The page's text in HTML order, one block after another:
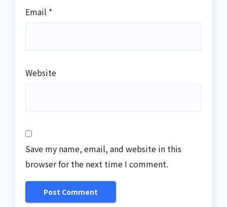
Email *
Website
Save my name, email, and website in this
browser for the next time I comment.